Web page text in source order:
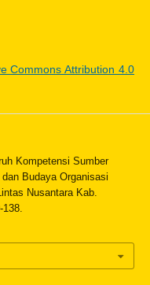
Commons Attribution 4.0
Kompetensi Sumber
Budaya Organisasi
Nusantara Kab.